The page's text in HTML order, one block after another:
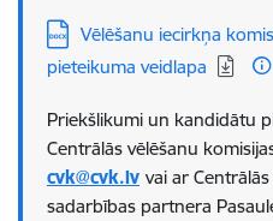
Lejupielādēt:
Vēlēšanu iecirkņa
pieteikuma veidlapa
Priekšlikumi un kandidātu
Centrālās vēlēšanu
cvk@cvk.lv vai ar
sadarbības partnera